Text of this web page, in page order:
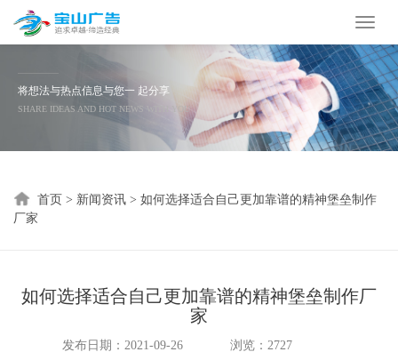
Toggle
将想法与热点信息与您一 起分享
SHARE IDEAS AND HOT NEWS WITH YOU
首页 > 新闻资讯 > 如何选择适合自己更加靠谱的精神堡垒制作
厂家
如何选择适合自己更加靠谱的精神堡垒制作厂
家
发布日期：2021-09-26 浏览：2727